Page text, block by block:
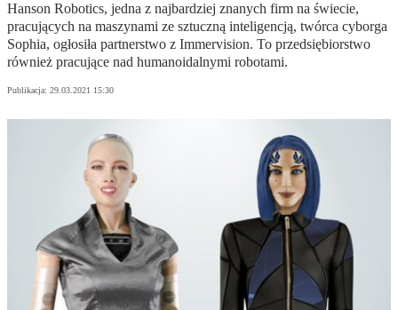
Hanson Robotics, jedna z najbardziej znanych firm na świecie,
pracujących na maszynami ze sztuczną inteligencją, twórca cyborga
Sophia, ogłosiła partnerstwo z Immervision. To przedsiębiorstwo
również pracujące nad humanoidalnymi robotami.
Publikacja: 29.03.2021 15:30